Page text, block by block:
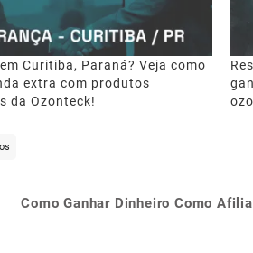
Curitiba, Paraná? Veja como
extra com produtos
da Ozonteck!
Como Ganhar Dinheiro Como